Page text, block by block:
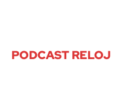
PODCAST RELOJ